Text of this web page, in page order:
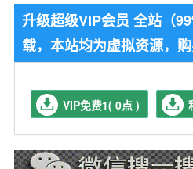
升级超级VIP会员 全站（
载，本站均为虚拟资源，购
VIP免费1( 0点 )